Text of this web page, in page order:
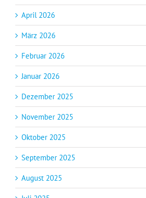
April 2026
März 2026
Februar 2026
Januar 2026
Dezember 2025
November 2025
Oktober 2025
September 2025
August 2025